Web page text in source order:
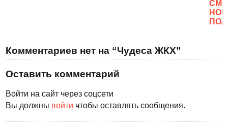
Комментариев нет на “Чудеса ЖКХ”
Оставить комментарий
Войти на сайт через соцсети
Вы должны войти чтобы оставлять сообщения.